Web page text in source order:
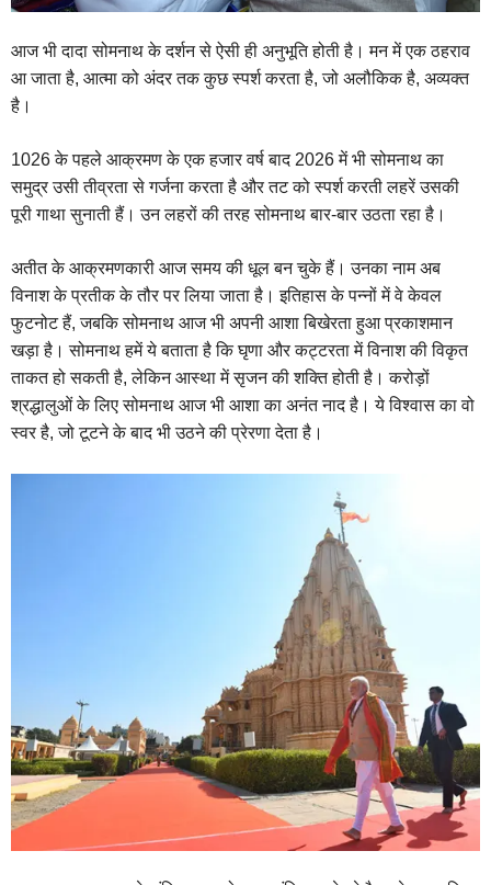
आज भी दादा सोमनाथ के दर्शन से ऐसी ही अनुभूति होती है। मन में एक ठहराव
आ जाता है, आत्मा को अंदर तक कुछ स्पर्श करता है, जो अलौकिक है, अव्यक्त
है।
1026 के पहले आक्रमण के एक हजार वर्ष बाद 2026 में भी सोमनाथ का
समुद्र उसी तीव्रता से गर्जना करता है और तट को स्पर्श करती लहरें उसकी
पूरी गाथा सुनाती हैं। उन लहरों की तरह सोमनाथ बार-बार उठता रहा है।
अतीत के आक्रमणकारी आज समय की धूल बन चुके हैं। उनका नाम अब
विनाश के प्रतीक के तौर पर लिया जाता है। इतिहास के पन्नों में वे केवल
फुटनोट हैं, जबकि सोमनाथ आज भी अपनी आशा बिखेरता हुआ प्रकाशमान
खड़ा है। सोमनाथ हमें ये बताता है कि घृणा और कट्टरता में विनाश की विकृत
ताकत हो सकती है, लेकिन आस्था में सृजन की शक्ति होती है। करोड़ों
श्रद्धालुओं के लिए सोमनाथ आज भी आशा का अनंत नाद है। ये विश्वास का वो
स्वर है, जो टूटने के बाद भी उठने की प्रेरणा देता है।